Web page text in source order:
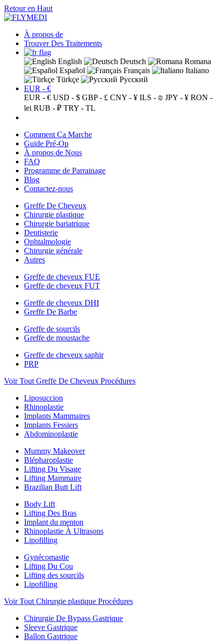
Retour en Haut
À propos de
Trouver Des Traitements
English Deutsch
Romana
Español
Français
Italiano
Türkçe
Русский
EUR - €
EUR - € USD - $ GBP - £ CNY - ¥ ILS - ₪ JPY - ¥ RON -
lei RUB - ₽ TRY - TL
Comment Ça Marche
Guide Pré-Op
À propos de Nous
FAQ
Programme de Parrainage
Blog
Contactez-nous
Greffe De Cheveux
Chirurgie plastique
Chirurgie bariatrique
Dentisterie
Ophtalmologie
Chirurgie générale
Autres
Greffe de cheveux FUE
Greffe de cheveux FUT
Greffe de cheveux DHI
Greffe De Barbe
Greffe de sourcils
Greffe de moustache
Greffe de cheveux saphir
PRP
Voir Tout Greffe De Cheveux Procédures
Liposuccion
Rhinoplastie
Implants Mammaires
Implants Fessiers
Abdominoplastie
Mummy Makeover
Blépharoplastie
Lifting Du Visage
Lifting Mammaire
Brazilian Butt Lift
Body Lift
Lifting Des Bras
Implant du menton
Rhinoplastie À Ultrasons
Lipofilling
Gynécomastie
Lifting Du Cou
Lifting des sourcils
Lipofilling
Voir Tout Chirurgie plastique Procédures
Chirurgie De Bypass Gastrique
Sleeve Gastrique
Ballon Gastrique